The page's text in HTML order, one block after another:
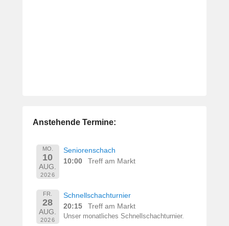
Anstehende Termine:
MO.
10
AUG.
2026
Seniorenschach
10:00
Treff am Markt
FR.
28
AUG.
2026
Schnellschachturnier
20:15
Treff am Markt
Unser monatliches Schnellschachturnier.